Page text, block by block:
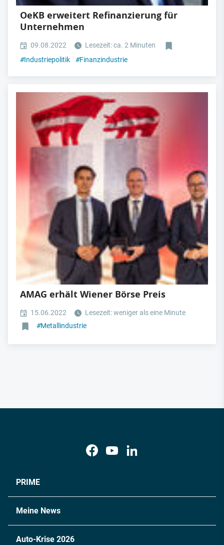
OeKB erweitert Refinanzierung für
Unternehmen
09.08.2022
Lesezeit: ca. 2 Minuten
#Industriepolitik #Finanzindustrie
AMAG erhält Wiener Börse Preis
15.06.2022
Lesezeit: weniger als eine Minute
#Metallindustrie
PRIME
Meine News
Auto-Krise 2026